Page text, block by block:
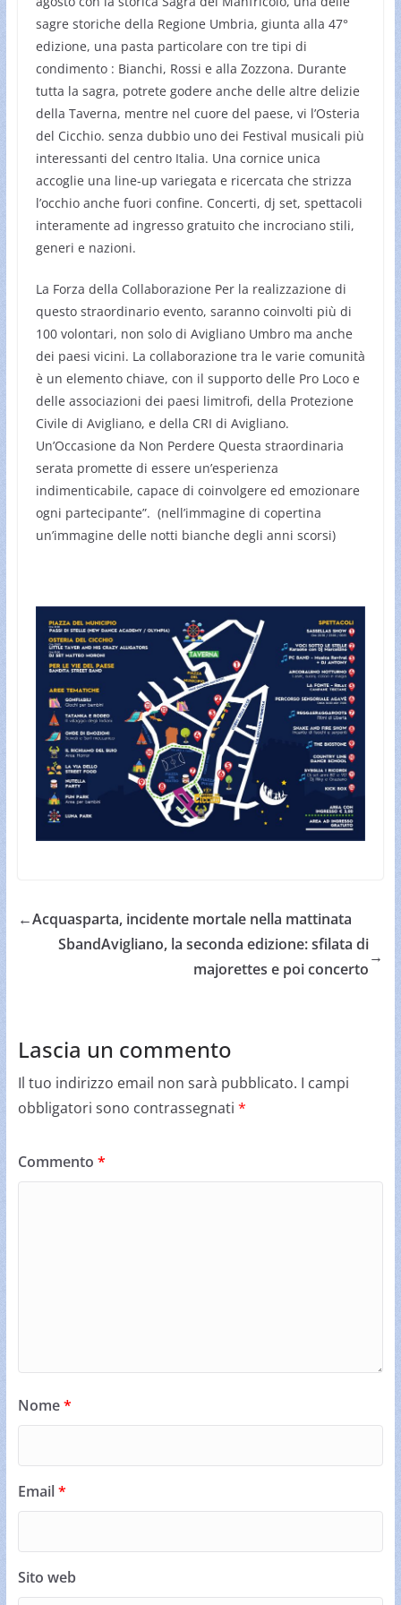
sagre storiche della Regione Umbria, giunta alla 47°
edizione, una pasta particolare con tre tipi di
condimento : Bianchi, Rossi e alla Zozzona. Durante
tutta la sagra, potrete godere anche delle altre delizie
della Taverna, mentre nel cuore del paese, vi l’Osteria
del Cicchio. senza dubbio uno dei Festival musicali più
interessanti del centro Italia. Una cornice unica
accoglie una line-up variegata e ricercata che strizza
l’occhio anche fuori confine. Concerti, dj set, spettacoli
interamente ad ingresso gratuito che incrociano stili,
generi e nazioni.
La Forza della Collaborazione Per la realizzazione di
questo straordinario evento, saranno coinvolti più di
100 volontari, non solo di Avigliano Umbro ma anche
dei paesi vicini. La collaborazione tra le varie comunità
è un elemento chiave, con il supporto delle Pro Loco e
delle associazioni dei paesi limitrofi, della Protezione
Civile di Avigliano, e della CRI di Avigliano.
Un’Occasione da Non Perdere Questa straordinaria
serata promette di essere un’esperienza
indimenticabile, capace di coinvolgere ed emozionare
ogni partecipante”. (nell’immagine di copertina
un’immagine delle notti bianche degli anni scorsi)
←Acquasparta, incidente mortale nella mattinata
SbandAvigliano, la seconda edizione: sfilata di
majorettes e poi concerto
→
Lascia un commento
Il tuo indirizzo email non sarà pubblicato. I campi
obbligatori sono contrassegnati *
Commento *
Nome*
Email*
Sito web